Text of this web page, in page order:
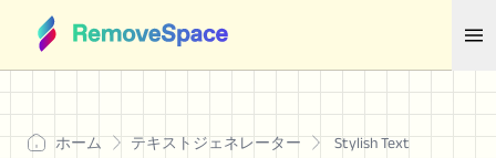
ホーム テキストジェネレーター Stylish Text